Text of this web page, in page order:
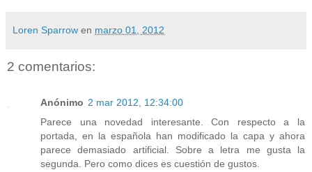
Loren Sparrow en marzo 01, 2012
2 comentarios:
Anónimo 2 mar 2012, 12:34:00
Parece una novedad interesante. Con respecto a la
portada, en la española han modificado la capa y ahora
parece demasiado artificial. Sobre a letra me gusta la
segunda. Pero como dices es cuestión de gustos.